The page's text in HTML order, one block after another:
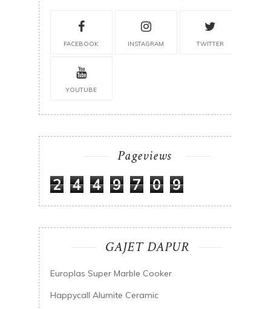
FACEBOOK INSTAGRAM TWITTER
YOUTUBE
Pageviews
2 4 4 9 7 0 9
GAJET DAPUR
Europlas Super Marble Cooker
Happycall Alumite Ceramic